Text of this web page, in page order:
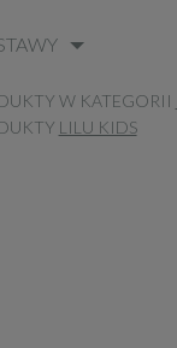
W KATEGORII
LILU KIDS